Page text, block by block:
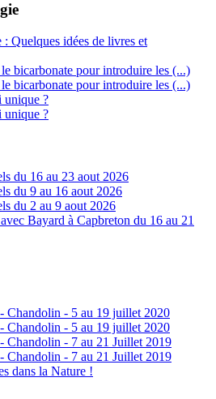
: Quelques idées de livres et
bicarbonate pour introduire les (...)
bicarbonate pour introduire les (...)
unique ?
unique ?
du 16 au 23 aout 2026
du 9 au 16 aout 2026
du 2 au 9 aout 2026
Bayard à Capbreton du 16 au 21
Chandolin - 5 au 19 juillet 2020
Chandolin - 5 au 19 juillet 2020
Chandolin - 7 au 21 Juillet 2019
Chandolin - 7 au 21 Juillet 2019
dans la Nature !